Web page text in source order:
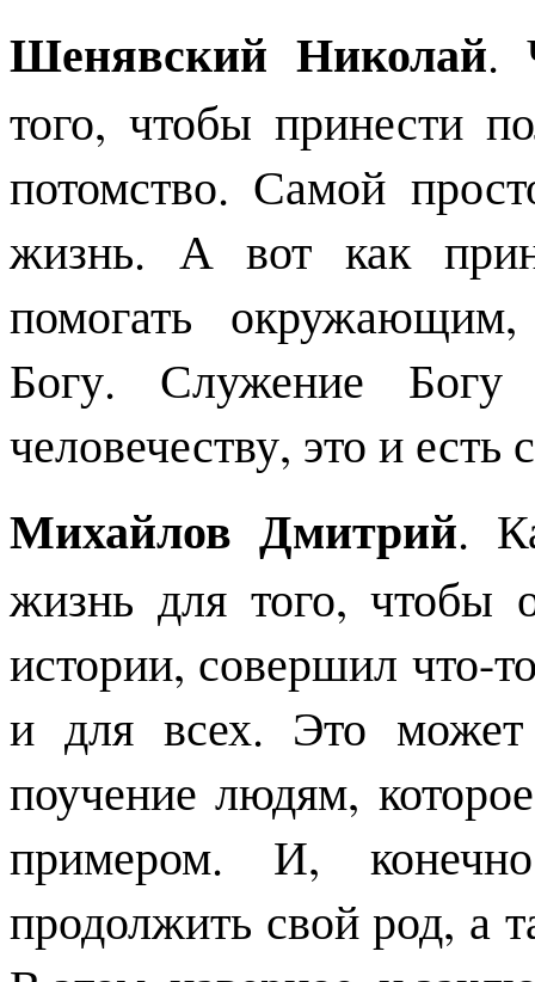
Шенявский Николай.
того, чтобы принести
потомство. Самой
жизнь. А вот как
помогать
Богу. Служение
человечеству, это и
Михайлов Дмитрий.
жизнь для того, чтобы
истории, совершил что-
и для всех. Это может
поучение людям,
примером. И,
продолжить свой род, а